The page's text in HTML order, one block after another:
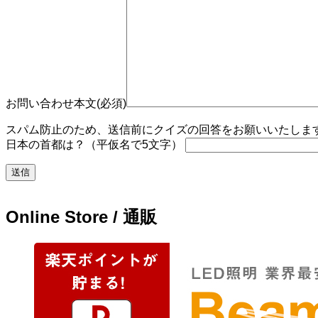
お問い合わせ本文(必須)
スパム防止のため、送信前にクイズの回答をお願いいたしま
日本の首都は？（平仮名で5文字）
Online Store / 通販